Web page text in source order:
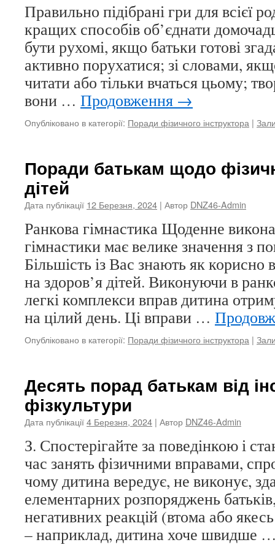
Правильно підібрані гри для всієї
кращих способів об’єднати
бути рухомі, якщо батьки готові
активно порухатися; зі словами,
читати або тільки вчаться цьому;
вони … Продовження →
Опубліковано в категорії: Поради фізичного інструктора |
Поради батькам щодо
дітей
Дата публікації 12 Березня, 2024 | Автор DNZ46-Admin
Ранкова гімнастика Щоденне
гімнастики має велике значення з
Більшість із Вас знають як корисно
на здоров’я дітей. Виконуючи в
легкі комплекси вправ дитина
на цілий день. Ці вправи …
Опубліковано в категорії: Поради фізичного інструктора |
Десять порад батькам від
фізкультури
Дата публікації4 Березня, 2024 | Автор DNZ46-Admin
З. Спостерігайте за поведінкою і
час занять фізичними вправами,
чому дитина вередує, не виконує,
елементарних розпоряджень
негативних реакцій (втома або
– наприклад, дитина хоче швидше